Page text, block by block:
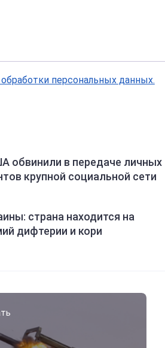
персональных данных.
обвинили в передаче личных
крупной социальной сети
страна находится на
дифтерии и кори